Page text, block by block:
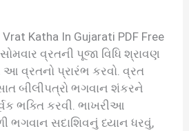
Katha In Gujarati PDF Free
વ્રતની પૂજા વિધિ શ્રાવણ
આ વ્રતનો પ્રારંભ કરવો. વ્રત
બીલીપત્રો ભગવાન શંકરને
ભક્તિ કરવી. ભાખરીઆ
ભગવાન સદાશિવનું ધ્યાન ધરવું,